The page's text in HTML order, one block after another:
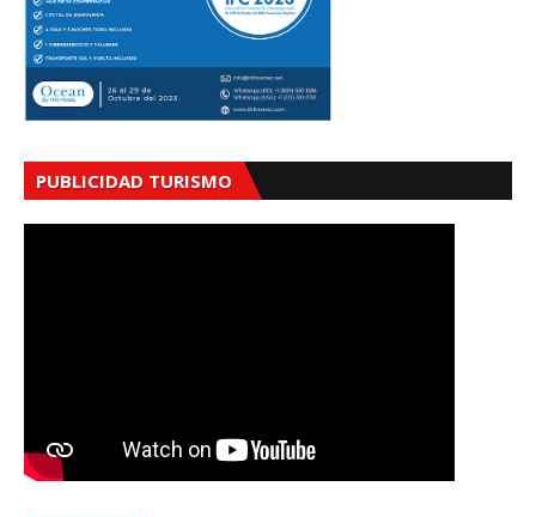
PUBLICIDAD TURISMO